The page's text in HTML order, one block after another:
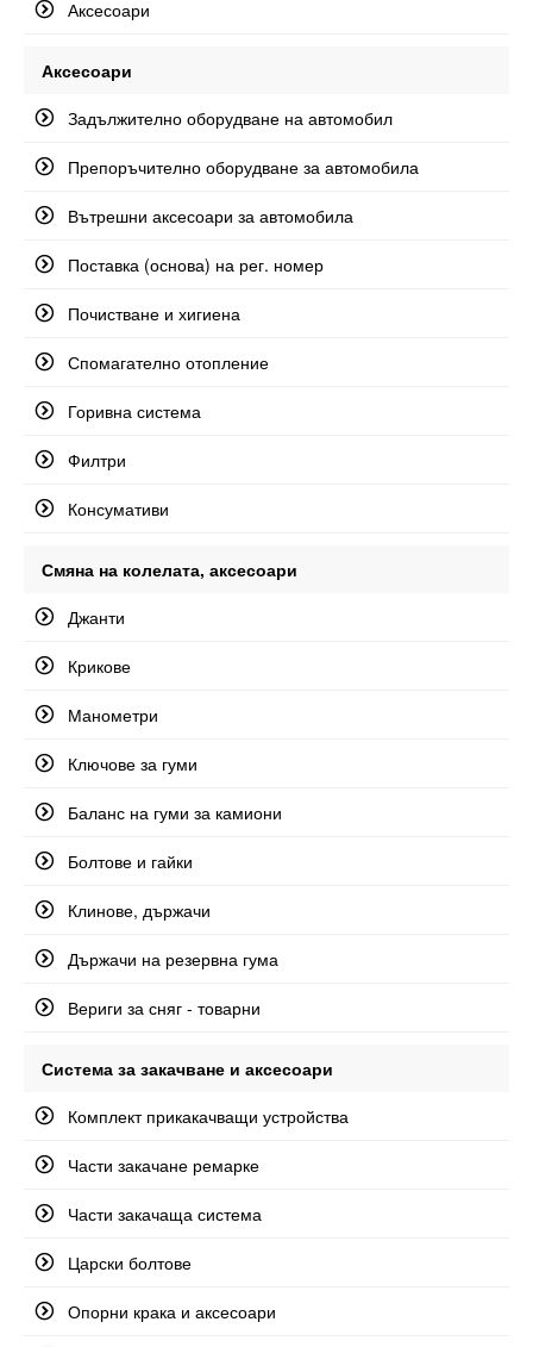
Аксесоари
Аксесоари
Задължително оборудване на автомобил
Препоръчително оборудване за автомобила
Вътрешни аксесоари за автомобила
Поставка (основа) на рег. номер
Почистване и хигиена
Спомагателно отопление
Горивна система
Филтри
Консумативи
Смяна на колелата, аксесоари
Джанти
Крикове
Манометри
Ключове за гуми
Баланс на гуми за камиони
Болтове и гайки
Клинове, държачи
Държачи на резервна гума
Вериги за сняг - товарни
Система за закачване и аксесоари
Комплект прикакачващи устройства
Части закачане ремарке
Части закачаща система
Царски болтове
Опорни крака и аксесоари